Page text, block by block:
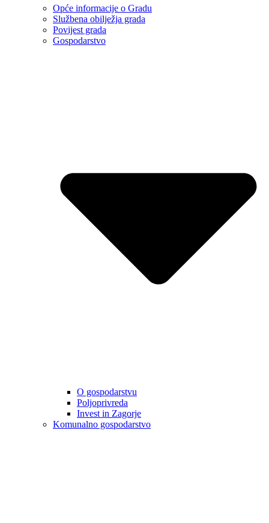
Opće informacije o Gradu
Službena obilježja grada
Povijest grada
Gospodarstvo
O gospodarstvu
Poljoprivreda
Invest in Zagorje
Komunalno gospodarstvo